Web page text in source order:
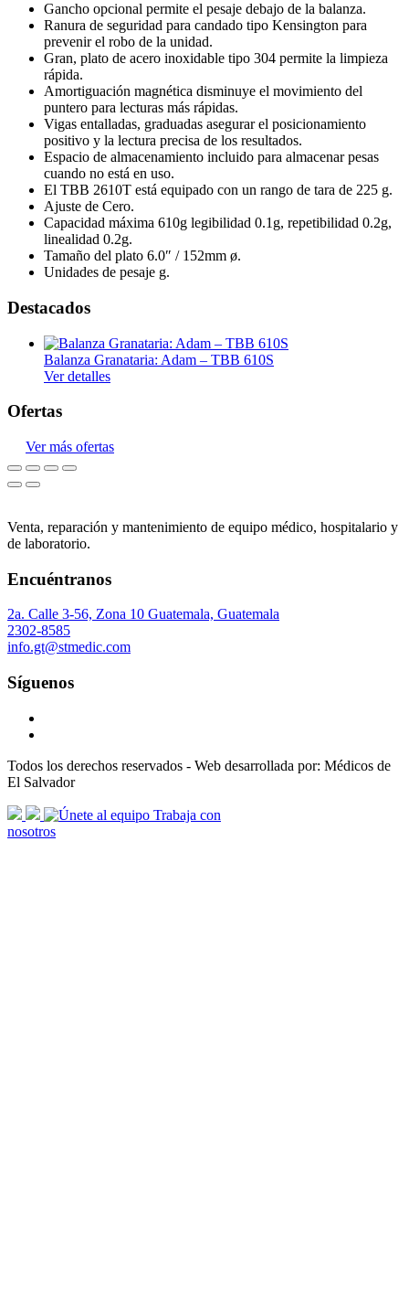
Gancho opcional permite el pesaje debajo de la balanza.
Ranura de seguridad para candado tipo Kensington para
prevenir el robo de la unidad.
Gran, plato de acero inoxidable tipo 304 permite la limpieza
rápida.
Amortiguación magnética disminuye el movimiento del
puntero para lecturas más rápidas.
Vigas entalladas, graduadas asegurar el posicionamiento
positivo y la lectura precisa de los resultados.
Espacio de almacenamiento incluido para almacenar pesas
cuando no está en uso.
El TBB 2610T está equipado con un rango de tara de 225 g.
Ajuste de Cero.
Capacidad máxima 610g legibilidad 0.1g, repetibilidad 0.2g,
linealidad 0.2g.
Tamaño del plato 6.0″ / 152mm ø.
Unidades de pesaje g.
Destacados
Balanza Granataria: Adam – TBB 610S
Ver detalles
Ofertas
Ver más ofertas
Venta, reparación y mantenimiento de equipo médico, hospitalario y
de laboratorio.
Encuéntranos
2a. Calle 3-56, Zona 10 Guatemala, Guatemala
2302-8585
info.gt@stmedic.com
Síguenos
Todos los derechos reservados - Web desarrollada por: Médicos de
El Salvador
scroll
arrow
Trabaja con
nosotros